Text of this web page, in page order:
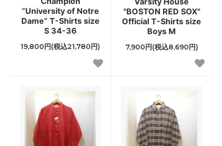
“University of Notre
Dame” T-Shirts size
S 34-36
19,800円(税込21,780円)
"BOSTON RED SOX"
Official T-Shirts size
Boys M
7,900円(税込8,690円)